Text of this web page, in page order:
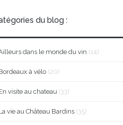
du blog :
dans le monde du vin (14)
à vélo (20)
visite au chateau (33)
vie au Château Bardins (35)